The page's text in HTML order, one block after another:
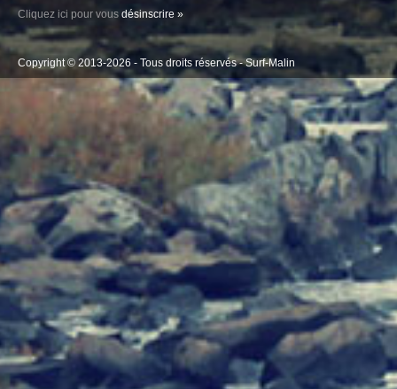
Cliquez ici pour vous désinscrire »
Copyright © 2013-2026 - Tous droits réservés -Surf-Malin